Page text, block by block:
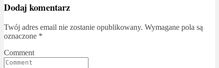
Dodaj komentarz
Twój adres email nie zostanie opublikowany. Wymagane pola są
oznaczone *
Comment